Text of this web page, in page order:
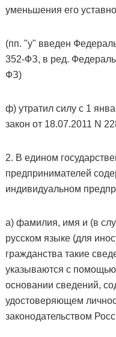
уменьшения его
(пп. "у" введен
352-ФЗ, в ред.
ФЗ)
ф) утратил силу с 1
закон от 18.07.2011 N
2. В едином
предпринимателей
индивидуальном
а) фамилия, имя и (в
русском языке (для
гражданства такие
указываются с помощью
основании сведений,
удостоверяющем
законодательством